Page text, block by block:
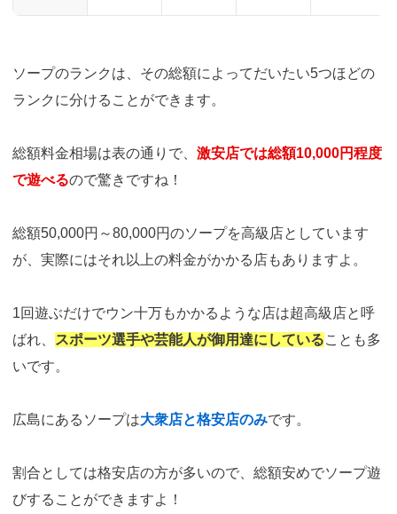
ソープのランクは、その総額によってだいたい5つほどの
ランクに分けることができます。
総額料金相場は表の通りで、 激安店では総額10,000円程度
で遊べるので驚きですね！
総額50,000円～80,000円のソープを高級店としています
が、実際にはそれ以上の料金がかかる店もありますよ。
1回遊ぶだけでウン十万もかかるような店は超高級店と呼
ばれ、
スポーツ選手や芸能人が御用達にしていることも多
いです。
広島にあるソープは大衆店と格安店のみです。
割合としては格安店の方が多いので、総額安めでソープ遊
びすることができますよ！